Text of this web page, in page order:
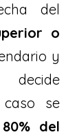
del
o
y
caso se
80% del